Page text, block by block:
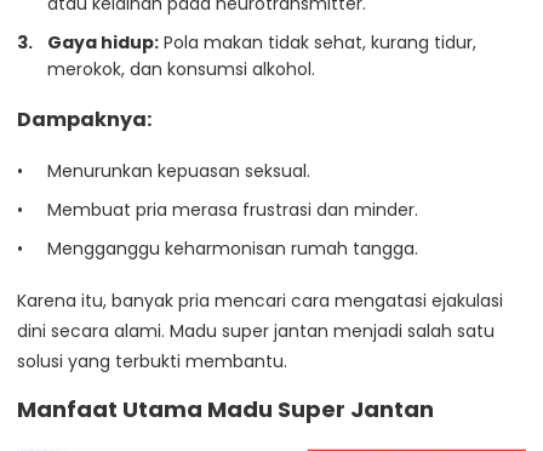
Gaya hidup: Pola makan tidak sehat, kurang tidur,
merokok, dan konsumsi alkohol.
Dampaknya:
Menurunkan kepuasan seksual.
Membuat pria merasa frustrasi dan minder.
Mengganggu keharmonisan rumah tangga.
Karena itu, banyak pria mencari cara mengatasi ejakulasi
dini secara alami. Madu super jantan menjadi salah satu
solusi yang terbukti membantu.
Manfaat Utama Madu Super Jantan